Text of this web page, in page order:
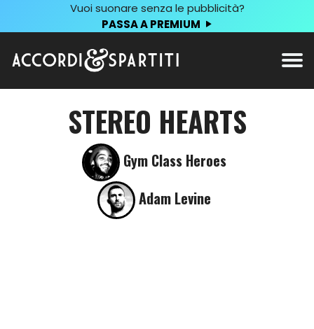
Vuoi suonare senza le pubblicità?
PASSA A PREMIUM
STEREO HEARTS
Gym Class Heroes
Adam Levine